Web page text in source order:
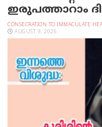
ഇരുപത്താറാം
CONSECRATION TO IMMACULATE
AUGUST 9, 2026